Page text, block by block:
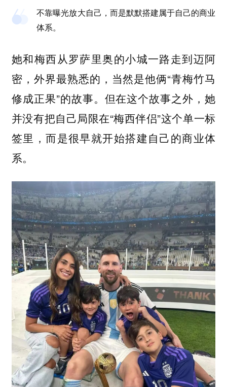
不靠曝光放大自己，而是默默搭建属于自己的商业
体系。
她和梅西从罗萨里奥的小城一路走到迈阿
密，外界最熟悉的，当然是他俩“青梅竹马
修成正果”的故事。但在这个故事之外，她
并没有把自己局限在“梅西伴侣”这个单一标
签里，而是很早就开始搭建自己的商业体
系。